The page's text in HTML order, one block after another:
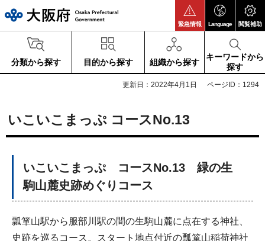
緊急情報 Language 閲覧補助
分類から探す 目的から探す 組織から探す
キーワードから
探す
更新日：2022年4月1日 ページID：1294
いこいこまっぷ コースNo.13
いこいこまっぷ コースNo.13 緑の生
駒山麓史跡めぐりコース
瓢箪山駅から服部川駅の間の生駒山麓に点在する神社、
史跡を巡るコース。スタート地点付近の瓢箪山稲荷神社